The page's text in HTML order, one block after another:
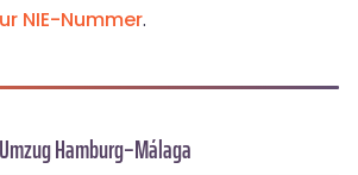
NIE-Nummer.
Hamburg–Málaga